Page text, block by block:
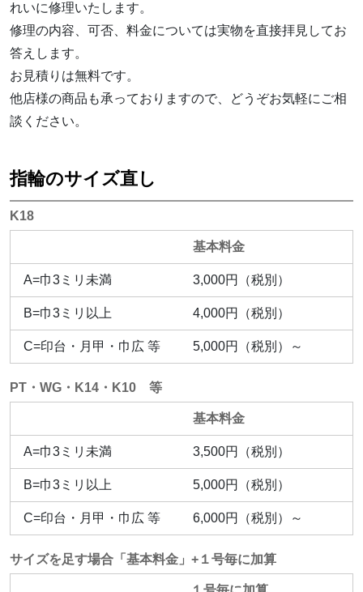
れいに修理いたします。
修理の内容、可否、料金については実物を直接拝見してお
答えします。
お見積りは無料です。
他店様の商品も承っておりますので、どうぞお気軽にご相
談ください。
指輪のサイズ直し
K18
基本料金
A=巾3ミリ未満 3,000円（税別）
B=巾3ミリ以上 4,000円（税別）
C=印台・月甲・巾広 等 5,000円（税別）～
PT・WG・K14・K10 等
基本料金
A=巾3ミリ未満 3,500円（税別）
B=巾3ミリ以上 5,000円（税別）
C=印台・月甲・巾広 等 6,000円（税別）～
サイズを足す場合「基本料金」+１号毎に加算